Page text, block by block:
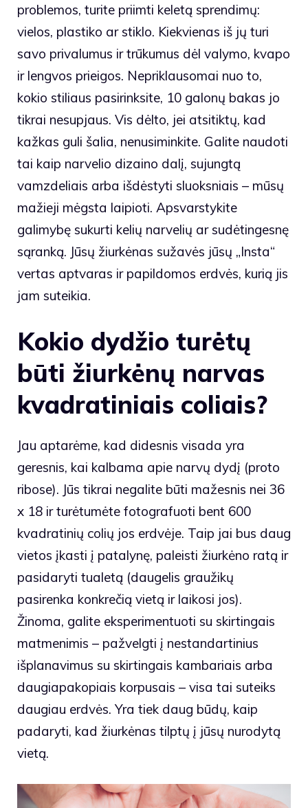
problemos, turite priimti keletą sprendimų:
vielos, plastiko ar stiklo. Kiekvienas iš jų turi
savo privalumus ir trūkumus dėl valymo, kvapo
ir lengvos prieigos. Nepriklausomai nuo to,
kokio stiliaus pasirinksite, 10 galonų bakas jo
tikrai nesupjaus. Vis dėlto, jei atsitiktų, kad
kažkas guli šalia, nenusiminkite. Galite naudoti
tai kaip narvelio dizaino dalį, sujungtą
vamzdeliais arba išdėstyti sluoksniais – mūsų
mažieji mėgsta laipioti. Apsvarstykite
galimybę sukurti kelių narvelių ar sudėtingesnę
sąranką. Jūsų žiurkėnas sužavės jūsų „Insta“
vertas aptvaras ir papildomos erdvės, kurią jis
jam suteikia.
Kokio dydžio turėtų
būti žiurkėnų narvas
kvadratiniais coliais?
Jau aptarėme, kad didesnis visada yra
geresnis, kai kalbama apie narvų dydį (proto
ribose). Jūs tikrai negalite būti mažesnis nei 36
x 18 ir turėtumėte fotografuoti bent 600
kvadratinių colių jos erdvėje. Taip jai bus daug
vietos įkasti į patalynę, paleisti žiurkėno ratą ir
pasidaryti tualetą (daugelis graužikų
pasirenka konkrečią vietą ir laikosi jos).
Žinoma, galite eksperimentuoti su skirtingais
matmenimis – pažvelgti į nestandartinius
išplanavimus su skirtingais kambariais arba
daugiapakopiais korpusais – visa tai suteiks
daugiau erdvės. Yra tiek daug būdų, kaip
padaryti, kad žiurkėnas tilptų į jūsų nurodytą
vietą.